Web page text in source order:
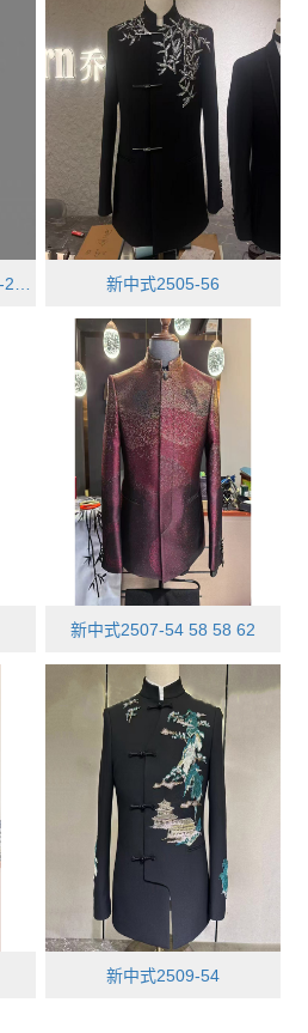
新中式2505-56
新中式2507-54 58 58 62
新中式2509-54